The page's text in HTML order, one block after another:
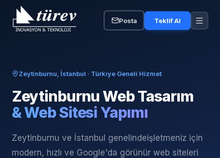
Posta Teklif Al
Zeytinburnu, İstanbul · Türkiye Geneli Hizmet
ZeytinburnuWeb Tasarım
& Web Sitesi Yapımı
Zeytinburnu ve İstanbul genelindeişletmeniz için
modern, hızlı ve Google'da görünür web siteleri